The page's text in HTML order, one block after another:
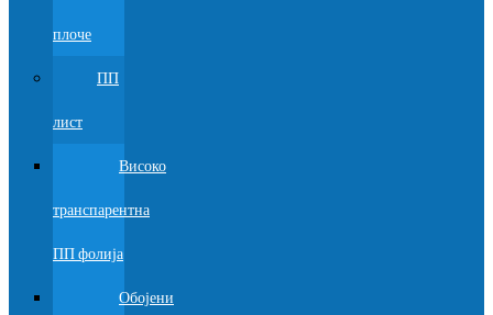
плоче
ПП
лист
Високо
транспарентна
ПП фолија
Обојени